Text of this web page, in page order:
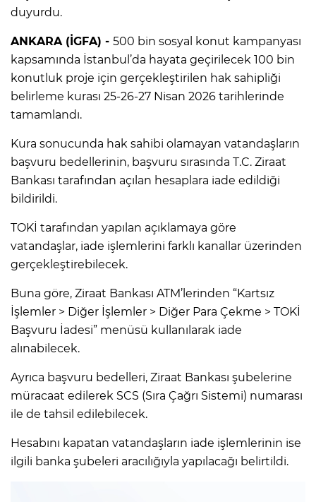
duyurdu.
ANKARA (İGFA) - 500 bin sosyal konut kampanyası
kapsamında İstanbul’da hayata geçirilecek 100 bin
konutluk proje için gerçekleştirilen hak sahipliği
belirleme kurası 25-26-27 Nisan 2026 tarihlerinde
tamamlandı.
Kura sonucunda hak sahibi olamayan vatandaşların
başvuru bedellerinin, başvuru sırasında T.C. Ziraat
Bankası tarafından açılan hesaplara iade edildiği
bildirildi.
TOKİ tarafından yapılan açıklamaya göre
vatandaşlar, iade işlemlerini farklı kanallar üzerinden
gerçekleştirebilecek.
Buna göre, Ziraat Bankası ATM’lerinden “Kartsız
İşlemler > Diğer İşlemler > Diğer Para Çekme > TOKİ
Başvuru İadesi” menüsü kullanılarak iade
alınabilecek.
Ayrıca başvuru bedelleri, Ziraat Bankası şubelerine
müracaat edilerek SCS (Sıra Çağrı Sistemi) numarası
ile de tahsil edilebilecek.
Hesabını kapatan vatandaşların iade işlemlerinin ise
ilgili banka şubeleri aracılığıyla yapılacağı belirtildi.